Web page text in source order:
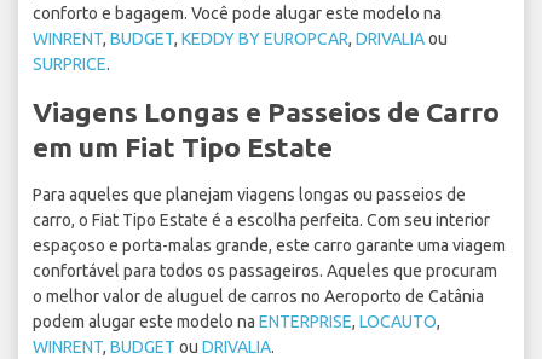
conforto e bagagem. Você pode alugar este modelo na
WINRENT, BUDGET, KEDDY BY EUROPCAR, DRIVALIAou
SURPRICE.
Viagens Longas e Passeios de Carro
em um Fiat Tipo Estate
Para aqueles que planejam viagens longas ou passeios de
carro, o Fiat Tipo Estate é a escolha perfeita. Com seu interior
espaçoso e porta-malas grande, este carro garante uma viagem
confortável para todos os passageiros. Aqueles que procuram
o melhor valor de aluguel de carros no Aeroporto de Catânia
podem alugar este modelo na ENTERPRISE, LOCAUTO,
WINRENT, BUDGET ou DRIVALIA.